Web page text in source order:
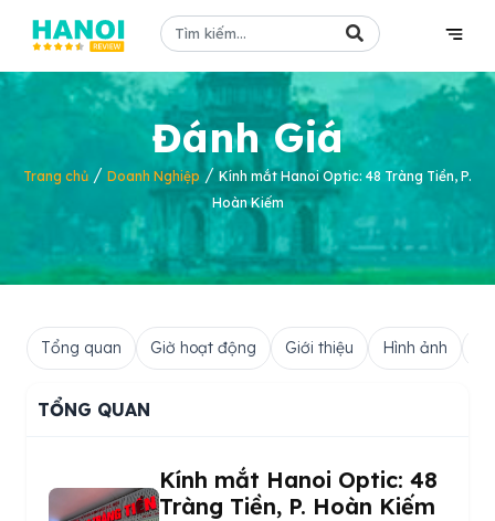
Đánh Giá
Trang chủ / Doanh Nghiệp / Kính mắt Hanoi Optic: 48 Tràng Tiền, P.
Hoàn Kiếm
Tổng quan Giờ hoạt động Giới thiệu Hình ảnh
TỔNG QUAN
Kính mắt Hanoi Optic: 48
Tràng Tiền, P. Hoàn Kiếm